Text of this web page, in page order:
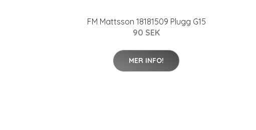
FM Mattsson 18181509 Plugg G15
90 SEK
MER INFO!